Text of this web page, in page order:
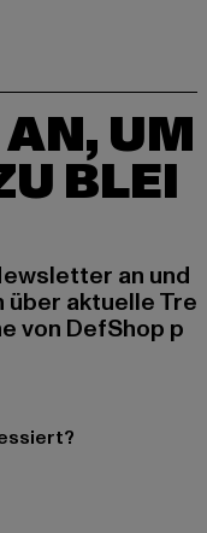
UM
BLEI
an und
aktuelle Tre
von DefShop p